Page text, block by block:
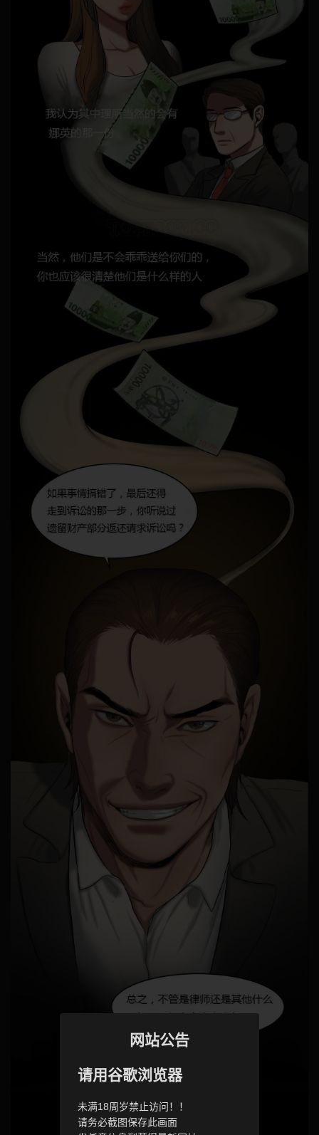
网站公告
请用谷歌浏览器
未满18周岁禁止访问！！
请务必截图保存此画面